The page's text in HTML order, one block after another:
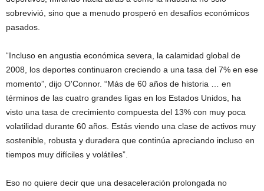
sobrevivió, sino que a menudo prosperó en desafíos económicos
pasados.
“Incluso en angustia económica severa, la calamidad global de
2008, los deportes continuaron creciendo a una tasa del 7% en ese
momento”, dijo O'Connor. “Más de 60 años de historia … en
términos de las cuatro grandes ligas en los Estados Unidos, ha
visto una tasa de crecimiento compuesta del 13% con muy poca
volatilidad durante 60 años. Estás viendo una clase de activos muy
sostenible, robusta y duradera que continúa apreciando incluso en
tiempos muy difíciles y volátiles”.
Eso no quiere decir que una desaceleración prolongada no